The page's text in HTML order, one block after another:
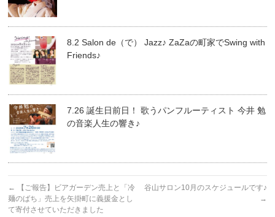
8.2 Salon de（で） Jazz♪ ZaZaの町家でSwing with
Friends♪
7.26 誕生日前日！ 歌うパンフルーティスト 今井 勉
の音楽人生の響き♪
←
【ご報告】ビアガーデン売上と「冷
麺のばち」売上を矢掛町に義援金とし
て寄付させていただきました
谷山サロン10月のスケジュールです♪
→